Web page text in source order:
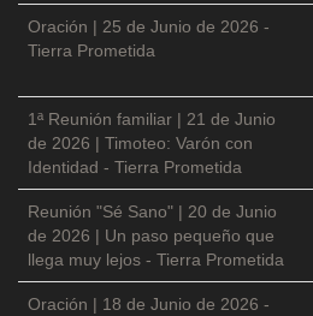
Oración | 25 de Junio de 2026 -
Tierra Prometida
1ª Reunión familiar | 21 de Junio
de 2026 | Timoteo: Varón con
Identidad - Tierra Prometida
Reunión "Sé Sano" | 20 de Junio
de 2026 | Un paso pequeño que
llega muy lejos - Tierra Prometida
Oración | 18 de Junio de 2026 -